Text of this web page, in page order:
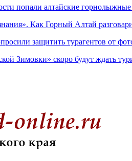
попали алтайские
Как Горный Алтай
защитить турагентов от
Зимовки» скоро будут ждать